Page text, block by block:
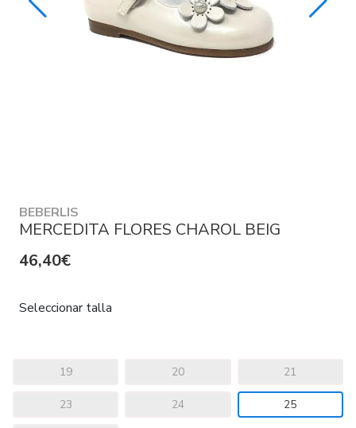
BEBERLIS
MERCEDITA FLORES CHAROL BEIG
46,40€
Seleccionar talla
19 20 21
23 24 25